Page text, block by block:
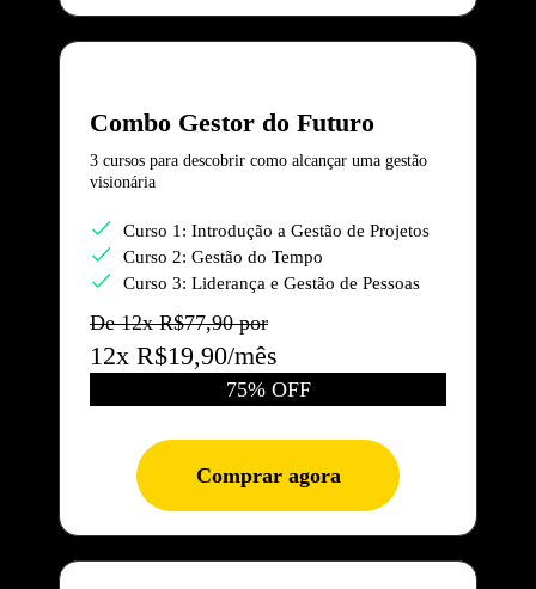
Combo Gestor do Futuro
3 cursos para descobrir como alcançar uma gestão
visionária
Curso 1: Introdução a Gestão de Projetos
Curso 2: Gestão do Tempo
Curso 3: Liderança e Gestão de Pessoas
De 12x R$77,90 por
12x R$19,90/mês
75% OFF
Comprar agora